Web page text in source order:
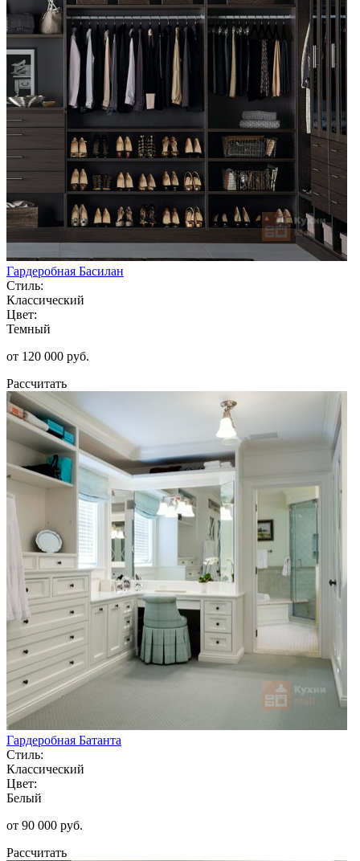
Гардеробная Басилан
Стиль:
Классический
Цвет:
Темный
от 120 000 руб.
Рассчитать
Гардеробная Батанта
Стиль:
Классический
Цвет:
Белый
от 90 000 руб.
Рассчитать